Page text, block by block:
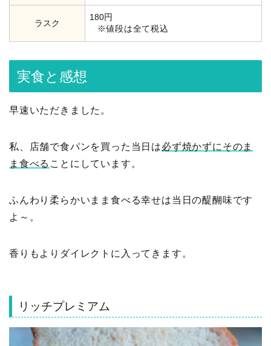
ラスク
180円
※値段は全て税込
実食と感想
早速いただきました。
私、店舗で食パンを買った当日は必ず焼かずにそのま
ま食べる ことにしています。
ふんわり柔らかいまま食べる幸せは当日の醍醐味です
よ～。
香りもよりダイレクトに入ってきます。
リッチプレミアム